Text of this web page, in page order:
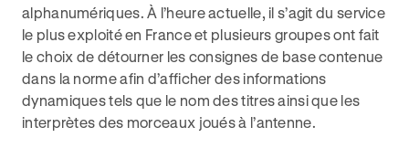
alphanumériques. À l’heure actuelle, il s’agit du service
le plus exploité en France et plusieurs groupes ont fait
le choix de détourner les consignes de base contenue
dans la norme afin d’afficher des informations
dynamiques tels que le nom des titres ainsi que les
interprètes des morceaux joués à l’antenne.